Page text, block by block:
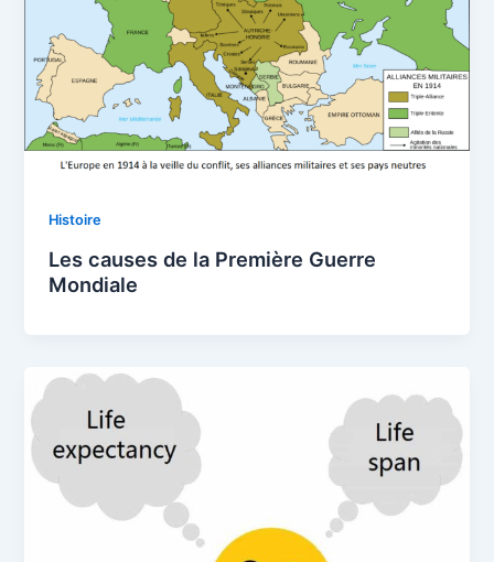
Histoire
Les causes de la Première Guerre
Mondiale